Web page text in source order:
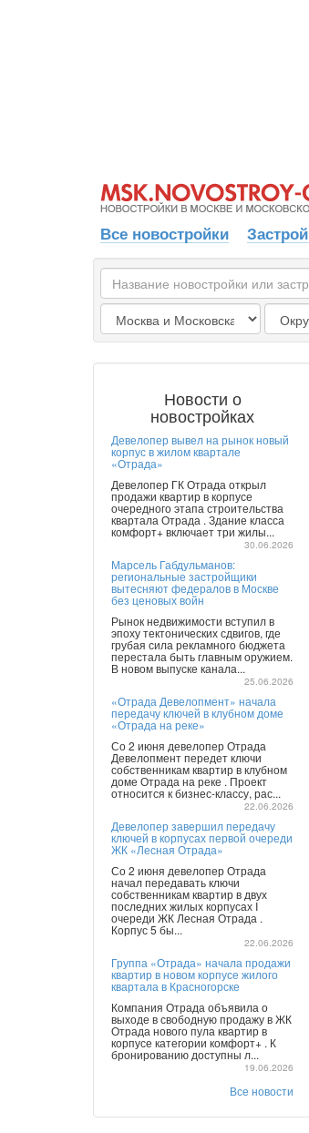
Все новостройки
Новости о
новостройках
Девелопер вывел на рынок новый
корпус в жилом квартале
«Отрада»
Девелопер ГК Отрада открыл
продажи квартир в корпусе
очередного этапа строительства
квартала Отрада . Здание класса
комфорт+ включает три жилы...
30.06.2026
Марсель Габдульманов:
региональные застройщики
вытесняют федералов в Москве
без ценовых войн
Рынок недвижимости вступил в
эпоху тектонических сдвигов, где
грубая сила рекламного бюджета
перестала быть главным оружием.
В новом выпуске канала...
25.06.2026
«Отрада Девелопмент» начала
передачу ключей в клубном доме
«Отрада на реке»
Со 2 июня девелопер Отрада
Девелопмент передет ключи
собственникам квартир в клубном
доме Отрада на реке . Проект
относится к бизнес-классу, рас...
22.06.2026
Девелопер завершил передачу
ключей в корпусах первой очереди
ЖК «Лесная Отрада»
Со 2 июня девелопер Отрада
начал передавать ключи
собственникам квартир в двух
последних жилых корпусах I
очереди ЖК Лесная Отрада .
Корпус 5 бы...
22.06.2026
Группа «Отрада» начала продажи
квартир в новом корпусе жилого
квартала в Красногорске
Компания Отрада объявила о
выходе в свободную продажу в ЖК
Отрада нового пула квартир в
корпусе категории комфорт+ . К
бронированию доступны л...
19.06.2026
Все новости